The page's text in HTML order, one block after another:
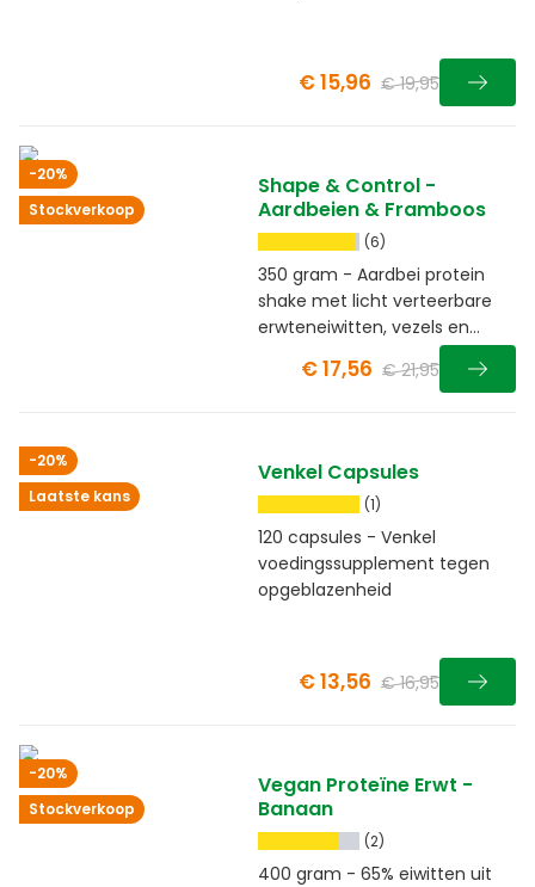
€ 15,96 € 19,95
-20%
Stockverkoop
Shape & Control -
Aardbeien & Framboos
(6)
350 gram - Aardbei protein
shake met licht verteerbare
erwteneiwitten, vezels en
€ 17,56 € 21,95
-20%
Laatste kans
Venkel Capsules
(1)
120 capsules - Venkel
voedingssupplement tegen
opgeblazenheid
€ 13,56 € 16,95
-20%
Stockverkoop
Vegan Proteïne Erwt -
Banaan
(2)
400 gram - 65% eiwitten uit